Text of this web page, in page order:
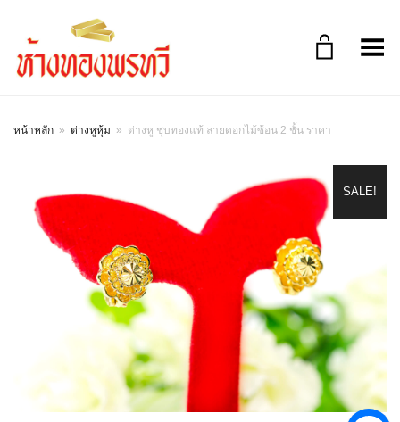
Toggle Menu
หน้าหลัก » ต่างหูหุ้ม » ต่างหู ชุบทองแท้ ลายดอกไม้ซ้อน 2 ชั้น ราคา
SALE!